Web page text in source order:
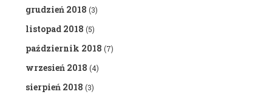
grudzień 2018 (3)
listopad 2018 (5)
październik 2018 (7)
wrzesień 2018 (4)
sierpień 2018 (3)